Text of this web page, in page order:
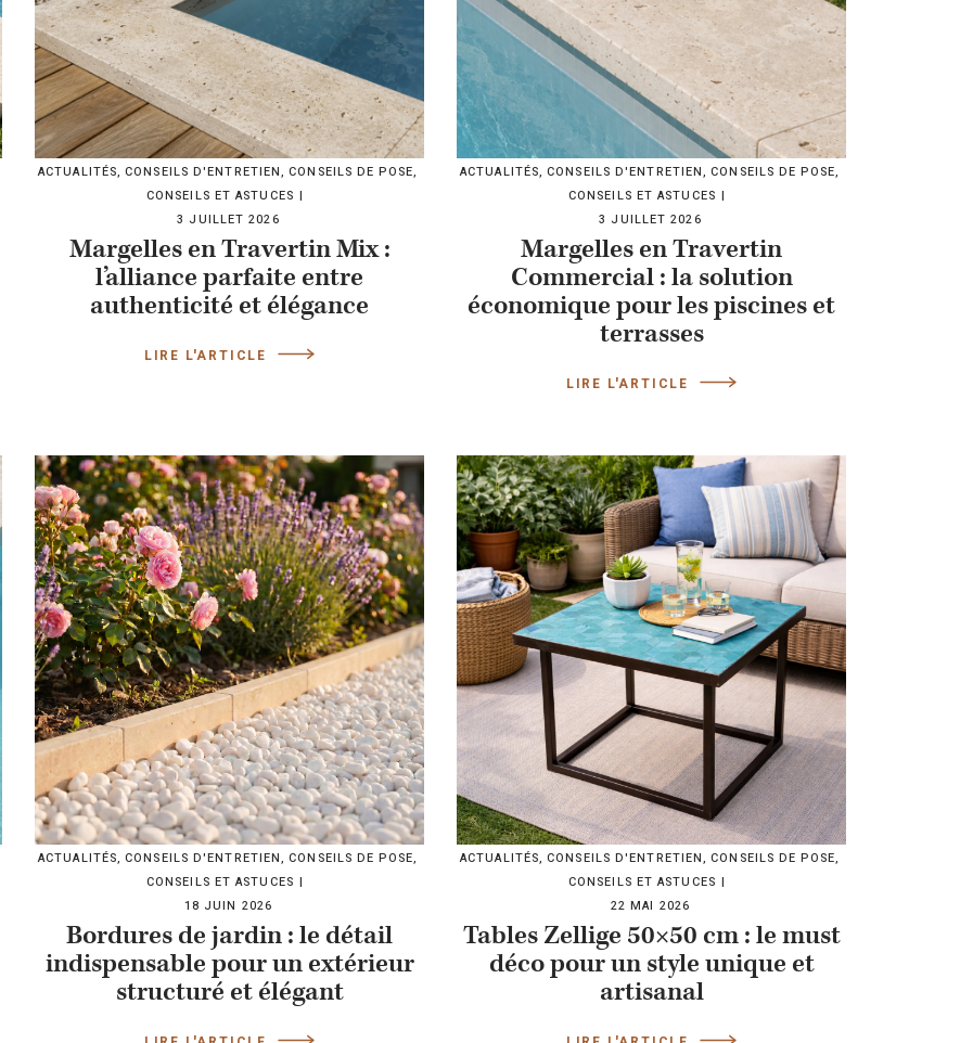
ACTUALITÉS, CONSEILS D'ENTRETIEN, CONSEILS DE POSE,
CONSEILS ET ASTUCES
3 JUILLET 2026
Margelles en Travertin Mix :
l’alliance parfaite entre
authenticité et élégance
LIRE L'ARTICLE
ACTUALITÉS, CONSEILS D'ENTRETIEN, CONSEILS DE POSE,
CONSEILS ET ASTUCES
3 JUILLET 2026
Margelles en Travertin
Commercial : la solution
économique pour les piscines et
terrasses
LIRE L'ARTICLE
ACTUALITÉS, CONSEILS D'ENTRETIEN, CONSEILS DE POSE,
CONSEILS ET ASTUCES
18 JUIN 2026
Bordures de jardin : le détail
indispensable pour un extérieur
structuré et élégant
ACTUALITÉS, CONSEILS D'ENTRETIEN, CONSEILS DE POSE,
CONSEILS ET ASTUCES
22 MAI 2026
Tables Zellige 50×50 cm : le must
déco pour un style unique et
artisanal